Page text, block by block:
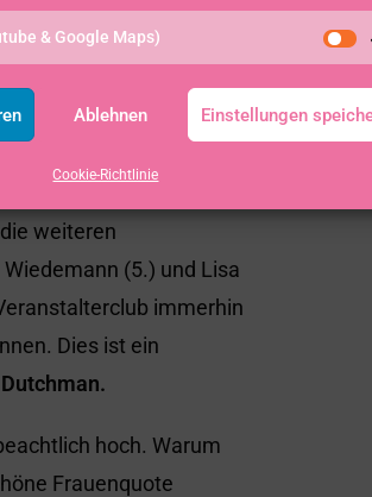
& Google Maps)
Ablehnen Einstellungen
Cookie-Richtlinie
sie sich den
sicher, vor allem wegen
Verständlich! Aber
Favoritenrolle
die weiteren
(5.) und Lisa
immerhin
Dies ist ein
hoch. Warum
Frauenquote